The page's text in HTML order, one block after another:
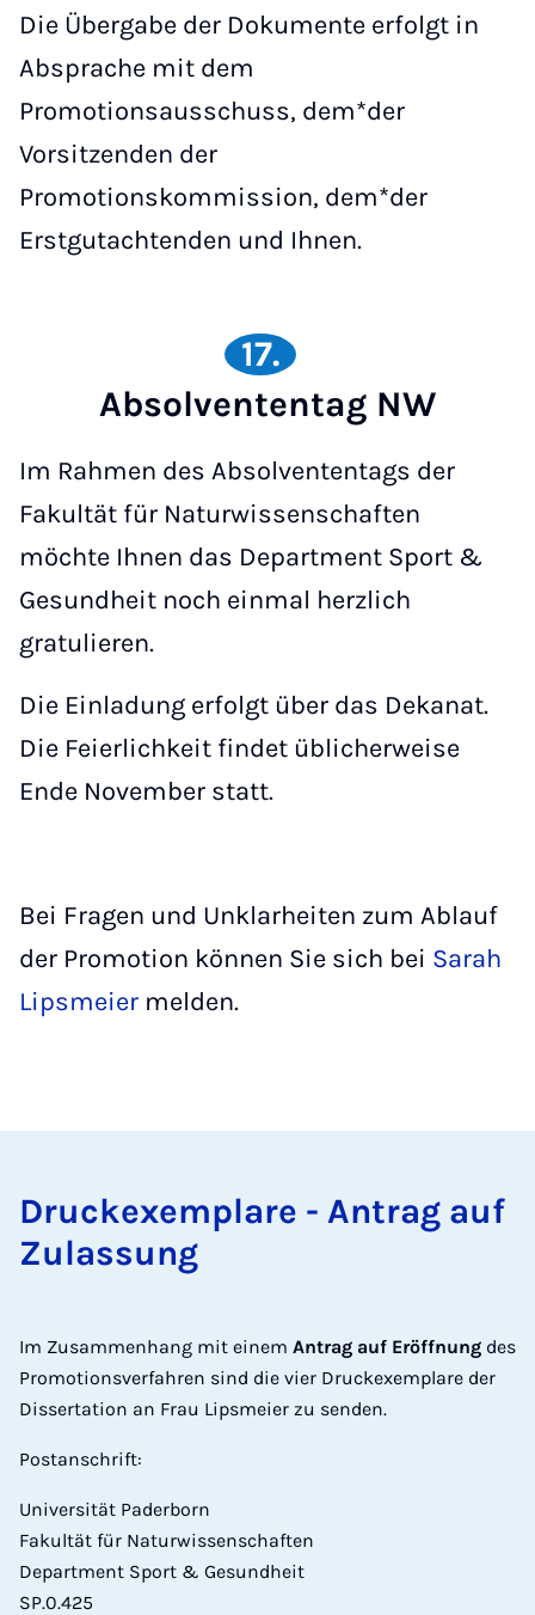
Die Übergabe der Dokumente erfolgt in
Absprache mit dem
Promotionsausschuss, dem*der
Vorsitzenden der
Promotionskommission, dem*der
Erstgutachtenden und Ihnen.
17.
Absolvententag NW
Im Rahmen des Absolvententags der
Fakultät für Naturwissenschaften
möchte Ihnen das Department Sport &
Gesundheit noch einmal herzlich
gratulieren.
Die Einladung erfolgt über das Dekanat.
Die Feierlichkeit findet üblicherweise
Ende November statt.
Bei Fragen und Unklarheiten zum Ablauf
der Promotion können Sie sich bei Sarah
Lipsmeier melden.
Druck­ex­em­plare - An­trag auf
Zu­las­sung
Im Zusammenhang mit einem Antrag auf Eröffnung des
Promotionsverfahren sind die vier Druckexemplare der
Dissertation an Frau Lipsmeier zu senden.
Postanschrift:
Universität Paderborn
Fakultät für Naturwissenschaften
Department Sport & Gesundheit
SP.0.425